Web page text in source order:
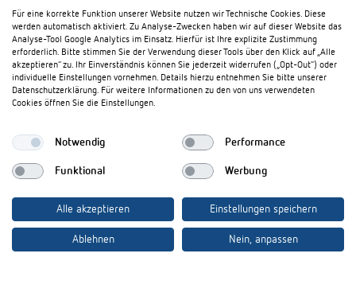
Theben AG
Hohenbergstraße 32
72401 Haigerloch
Deutschland
Fax: +49 (0)74 74/692-150
Für eine korrekte Funktion unserer Website nutzen wir Technische Cookies. Diese
werden automatisch aktiviert. Zu Analyse-Zwecken haben wir auf dieser Website das
Analyse-Tool Google Analytics im Einsatz. Hierfür ist Ihre explizite Zustimmung
erforderlich. Bitte stimmen Sie der Verwendung dieser Tools über den Klick auf „Alle
akzeptieren“ zu. Ihr Einverständnis können Sie jederzeit widerrufen („Opt-Out“) oder
individuelle Einstellungen vornehmen. Details hierzu entnehmen Sie bitte unserer
Datenschutzerklärung. Für weitere Informationen zu den von uns verwendeten
Cookies öffnen Sie die Einstellungen.
Notwendig Performance
Funktional Werbung
Alle akzeptieren Einstellungen speichern
Ablehnen Nein, anpassen